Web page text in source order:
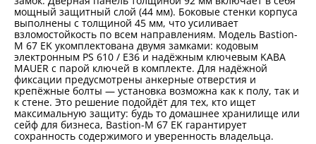
мощный защитный слой (44 мм). Боковые стенки корпуса
выполнены с толщиной 45 мм, что усиливает
взломостойкость по всем направлениям. Модель Bastion-
M 67 EK укомплектована двумя замками: кодовым
электронным PS 610 / E36 и надёжным ключевым KABA
MAUER с парой ключей в комплекте. Для надёжной
фиксации предусмотрены анкерные отверстия и
крепёжные болты — установка возможна как к полу, так и
к стене. Это решение подойдёт для тех, кто ищет
максимальную защиту: будь то домашнее хранилище или
сейф для бизнеса, Bastion-M 67 EK гарантирует
сохранность содержимого и уверенность владельца.